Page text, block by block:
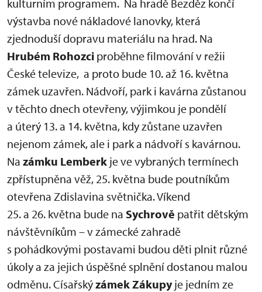
kulturním programem. Na hradě Bezděz končí
výstavba nové nákladové lanovky, která
zjednoduší dopravu materiálu na hrad. Na
Hrubém Rohozci proběhne filmování v režii
České televize, a proto bude 10. až 16. května
zámek uzavřen. Nádvoří, park i kavárna zůstanou
v těchto dnech otevřeny, výjimkou je pondělí
a úterý 13. a 14. května, kdy zůstane uzavřen
nejenom zámek, ale i park a nádvoří s kavárnou.
Na zámku Lemberk je ve vybraných termínech
zpřístupněna věž, 25. května bude poutníkům
otevřena Zdislavina světnička. Víkend
25. a 26. května bude na Sychrově patřit dětským
návštěvníkům – v zámecké zahradě
s pohádkovými postavami budou děti plnit různé
úkoly a za jejich úspěšné splnění dostanou malou
odměnu. Císařskýzámek Zákupyje jedním ze